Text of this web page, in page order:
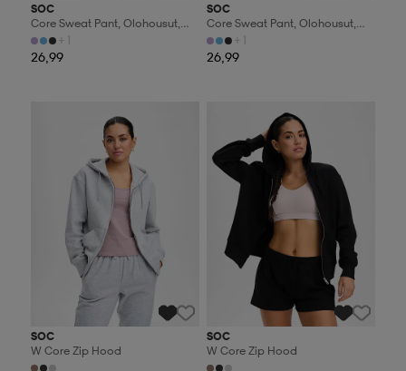
SOC
Core Sweat Pant, Olohousut,
Naisten
+1
26,99
SOC
Core Sweat Pant, Olohousut,
Naisten
+1
26,99
SOC
W Core Zip Hood
Valitse 2, maksa 44,99€
SOC
W Core Zip Hood